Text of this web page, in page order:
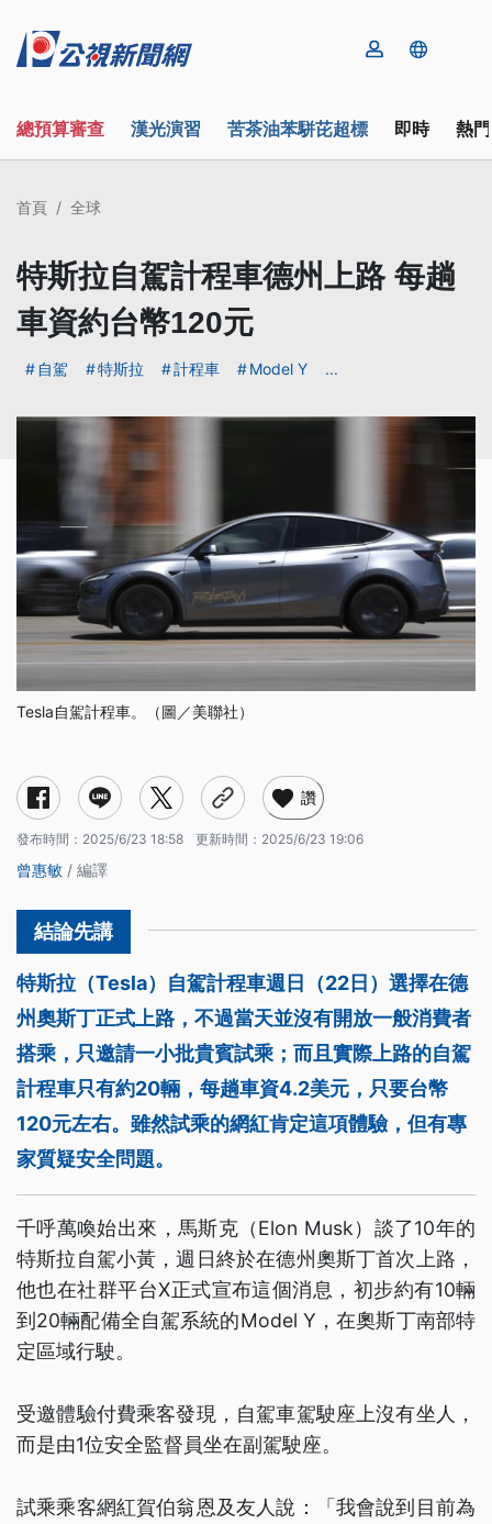
總預算審查 漢光演習 苦茶油苯駢芘超標 即時 熱
首頁 全球
特斯拉自駕計程車德州上路 每趟
車資約台幣120元
自駕 特斯拉 計程車 Model Y ...
Tesla自駕計程車。（圖／美聯社）
讚
發布時間： 2025/6/23 18:58 更新時間： 2025/6/23 19:06
曾惠敏 / 編譯
特斯拉（Tesla）自駕計程車週日（22日）選擇在德
州奧斯丁正式上路，不過當天並沒有開放一般消費者
搭乘，只邀請一小批貴賓試乘；而且實際上路的自駕
計程車只有約20輛，每趟車資4.2美元，只要台幣
120元左右。雖然試乘的網紅肯定這項體驗，但有專
家質疑安全問題。
千呼萬喚始出來，馬斯克（Elon Musk）談了10年的
特斯拉自駕小黃，週日終於在德州奧斯丁首次上路，
他也在社群平台X正式宣布這個消息，初步約有10輛
到20輛配備全自駕系統的Model Y，在奧斯丁南部特
定區域行駛。
受邀體驗付費乘客發現，自駕車駕駛座上沒有坐人，
而是由1位安全監督員坐在副駕駛座。
試乘乘客網紅賀伯翁恩及友人說：「我會說到目前為